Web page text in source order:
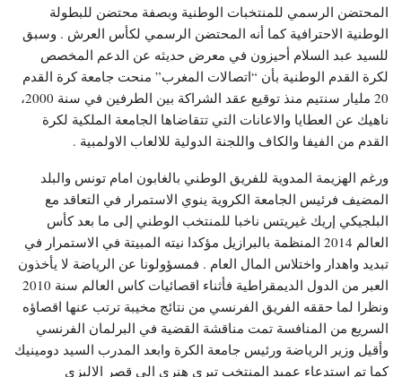
المحتضن الرسمي للمنتخبات الوطنية وبصفة محتضن للبطولة
الوطنية الاحترافية كما أنه المحتضن الرسمي لكأس العرش . وسبق
للسيد عبد السلام أحيزون في معرض حديثه عن الدعم المخصص
لكرة القدم الوطنية بأن “اتصالات المغرب” منحت جامعة كرة القدم
20 مليار سنتيم منذ توقيع عقد الشراكة بين الطرفين في سنة 2000،
ناهيك عن العطايا والاعانات التي تتقاضاها الجامعة الملكية لكرة
القدم من الفيفا والكاف واللجنة الدولية للالعاب الاولمبية .
ورغم الهزيمة المدوية للفريق الوطني بالغابون امام تونس والبلد
المضيف فرئيس الجامعة الكروية ينوي الاستمرار في التعاقد مع
البلجيكي إريك غيريتس ناخبا للمنتخب الوطني إلى ما بعد كأس
العالم 2014 المنظمة بالبرازيل مؤكدا نيته المبيتة في الاستمرار في
تبديد واهدار واختلاس المال العام . فمسؤولونا عن الرياضة لا يأخذون
العبر من الدول الديمقراطية فأثناء اقصائيات كاس العالم سنة 2010
ونظرا لما حققه الفريق الفرنسي من نتائج مخيبة ترتب عنها اقصاؤه
السريع من المنافسة تمت مناقشة القضية في البرلمان الفرنسي
وأقيل وزير الرياضة ورئيس جامعة الكرة وابعد المدرب السيد دومينيك
كما تم استدعاء عميد المنتخب تيري هنري الى قصر الاليزي